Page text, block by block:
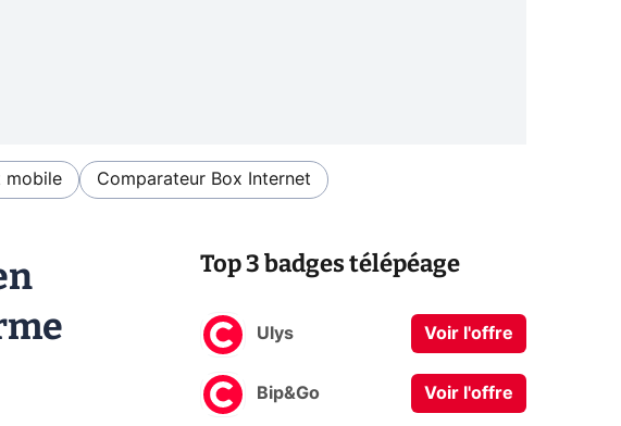
mobile Comparateur Box Internet
Top 3 badges télépéage
Ulys Voir l'offre
Bip&Go Voir l'offre